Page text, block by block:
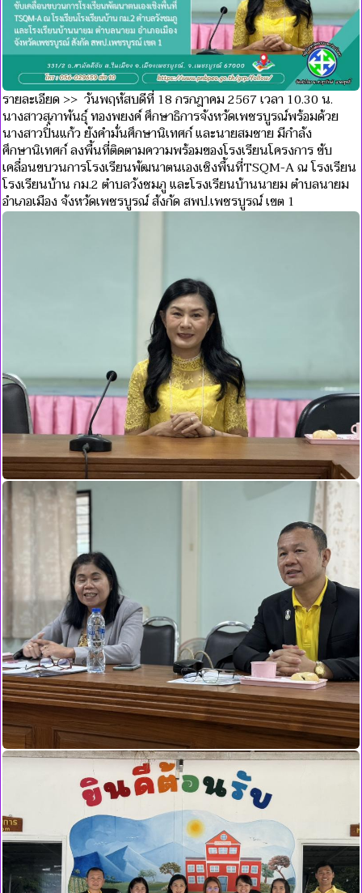
รายละเอียด >> วันพฤหัสบดีที่ 18 กรกฎาคม 2567 เวลา 10.30 น.
นางสาวสุภาพันธุ์ ทองพยงค์ ศึกษาธิการจังหวัดเพชรบูรณ์พร้อมด้วย
นางสาวปิ่นแก้ว ยังคำมั่นศึกษานิเทศก์ และนายสมชาย มีกำลัง
ศึกษานิเทศก์ ลงพื้นที่ติดตามความพร้อมของโรงเรียนโครงการ ขับ
เคลื่อนขบวนการโรงเรียนพัฒนาตนเองเชิงพื้นที่TSQM-A ณ โรงเรียน
โรงเรียนบ้าน กม.2 ตำบลวังชมภู และโรงเรียนบ้านนายม ตำบลนายม
อำเภอเมือง จังหวัดเพชรบูรณ์ สังกัด สพป.เพชรบูรณ์ เขต 1